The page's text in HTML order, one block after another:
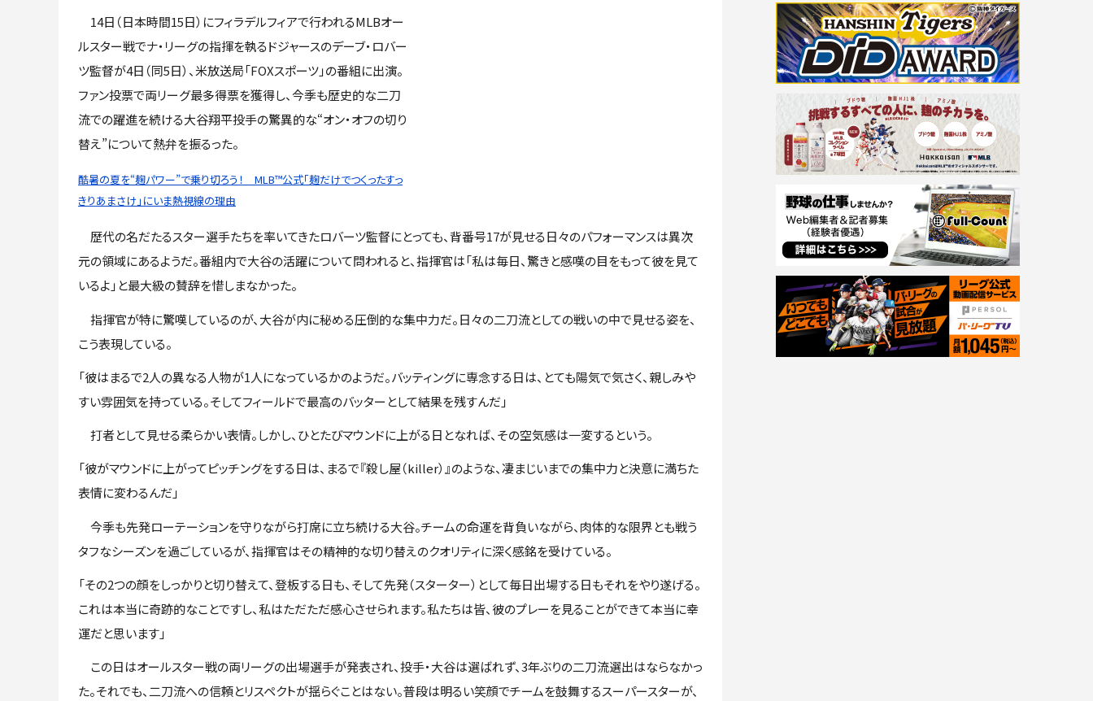
14日（日本時間15日）にフィラデルフィアで行われるMLBオー
ルスター戦でナ・リーグの指揮を執るドジャースのデーブ・ロバー
ツ監督が4日（同5日）、米放送局「FOXスポーツ」の番組に出演。
ファン投票で両リーグ最多得票を獲得し、今季も歴史的な二刀
流での躍進を続ける大谷翔平投手の驚異的な“オン・オフの切り
替え”について熱弁を振るった。
酷暑の夏を“麹パワー”で乗り切ろう！ MLB™公式「麹だけでつくったすっ
きりあまさけ」にいま熱視線の理由
歴代の名だたるスター選手たちを率いてきたロバーツ監督にとっても、背番号17が見せる日々のパフォーマンスは異次
元の領域にあるようだ。番組内で大谷の活躍について問われると、指揮官は「私は毎日、驚きと感嘆の目をもって彼を見て
いるよ」と最大級の賛辞を惜しまなかった。
指揮官が特に驚嘆しているのが、大谷が内に秘める圧倒的な集中力だ。日々の二刀流としての戦いの中で見せる姿を、
こう表現している。
「彼はまるで2人の異なる人物が1人になっているかのようだ。バッティングに専念する日は、とても陽気で気さく、親しみや
すい雰囲気を持っている。そしてフィールドで最高のバッターとして結果を残すんだ」
打者として見せる柔らかい表情。しかし、ひとたびマウンドに上がる日となれば、その空気感は一変するという。
「彼がマウンドに上がってピッチングをする日は、まるで『殺し屋（killer）』のような、凄まじいまでの集中力と決意に満ちた
表情に変わるんだ」
今季も先発ローテーションを守りながら打席に立ち続ける大谷。チームの命運を背負いながら、肉体的な限界とも戦う
タフなシーズンを過ごしているが、指揮官はその精神的な切り替えのクオリティに深く感銘を受けている。
「その2つの顔をしっかりと切り替えて、登板する日も、そして先発（スターター）として毎日出場する日もそれをやり遂げる。
これは本当に奇跡的なことですし、私はただただ感心させられます。私たちは皆、彼のプレーを見ることができて本当に幸
運だと思います」
この日はオールスター戦の両リーグの出場選手が発表され、投手・大谷は選ばれず、3年ぶりの二刀流選出はならなかっ
た。それでも、二刀流への信頼とリスペクトが揺らぐことはない。普段は明るい笑顔でチームを鼓舞するスーパースターが、